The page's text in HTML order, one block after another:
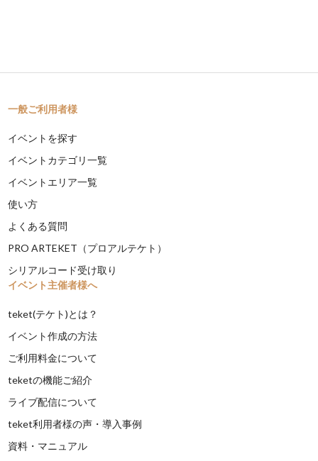
一般ご利用者様
イベントを探す
イベントカテゴリ一覧
イベントエリア一覧
使い方
よくある質問
PRO ARTEKET（プロアルテケト）
シリアルコード受け取り
イベント主催者様へ
teket(テケト)とは？
イベント作成の方法
ご利用料金について
teketの機能ご紹介
ライブ配信について
teket利用者様の声・導入事例
資料・マニュアル